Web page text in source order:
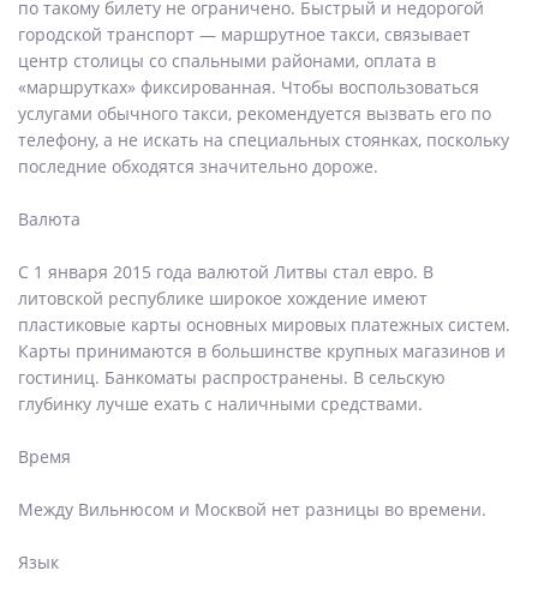
по такому билету не ограничено. Быстрый и недорогой
городской транспорт — маршрутное такси, связывает
центр столицы со спальными районами, оплата в
«маршрутках» фиксированная. Чтобы воспользоваться
услугами обычного такси, рекомендуется вызвать его по
телефону, а не искать на специальных стоянках, поскольку
последние обходятся значительно дороже.
Валюта
С 1 января 2015 года валютой Литвы стал евро. В
литовской республике широкое хождение имеют
пластиковые карты основных мировых платежных систем.
Карты принимаются в большинстве крупных магазинов и
гостиниц. Банкоматы распространены. В сельскую
глубинку лучше ехать с наличными средствами.
Время
Между Вильнюсом и Москвой нет разницы во времени.
Язык